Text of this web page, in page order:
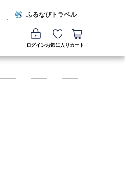
ふるなびトラベル
ログインお気に入り カート